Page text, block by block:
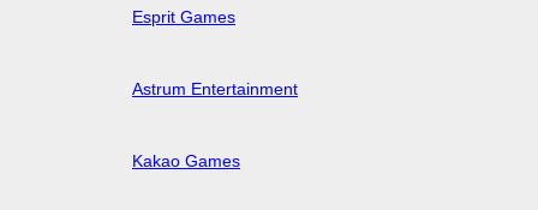
Esprit Games
Astrum Entertainment
Kakao Games